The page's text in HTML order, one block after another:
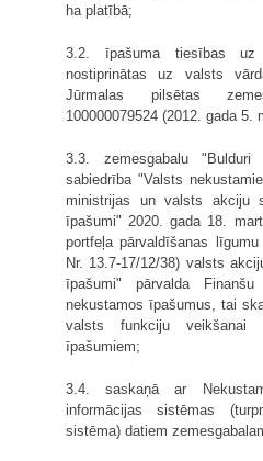
ha platībā;
3.2. īpašuma tiesības uz
nostiprinātas uz valsts
Jūrmalas pilsētas
100000079524 (2012. gada 5.
3.3. zemesgabalu
sabiedrība "Valsts
ministrijas un valsts akciju
īpašumi" 2020. gada 18.
portfeļa pārvaldīšanas
Nr. 13.7-17/12/38) valsts
īpašumi" pārvalda
nekustamos īpašumus, tai
valsts funkciju veikšanai
īpašumiem;
3.4. saskaņā ar
informācijas sistēmas
sistēma) datiem